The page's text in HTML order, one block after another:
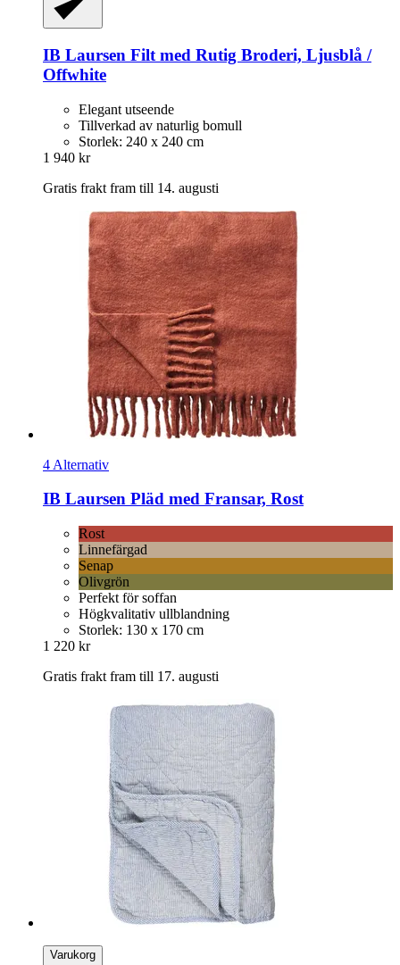
IB Laursen Filt med Rutig Broderi, Ljusblå /
Offwhite
Elegant utseende
Tillverkad av naturlig bomull
Storlek: 240 x 240 cm
1 940 kr
Gratis frakt fram till 14. augusti
4 Alternativ
IB Laursen Pläd med Fransar, Rost
Rost
Linnefärgad
Senap
Olivgrön
Perfekt för soffan
Högkvalitativ ullblandning
Storlek: 130 x 170 cm
1 220 kr
Gratis frakt fram till 17. augusti
Varukorg